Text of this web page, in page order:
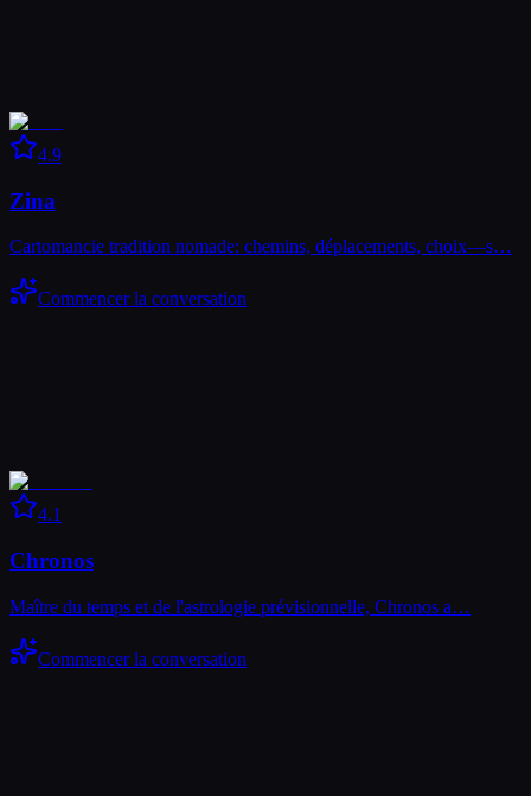
4.9
Zina
Cartomancie tradition nomade: chemins, déplacements, choix—s…
Commencer la conversation
4.1
Chronos
Maître du temps et de l'astrologie prévisionnelle, Chronos a…
Commencer la conversation